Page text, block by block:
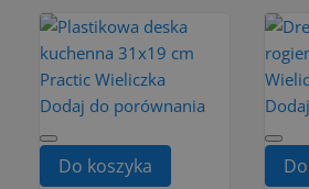
Dodaj do porównania
Do koszyka